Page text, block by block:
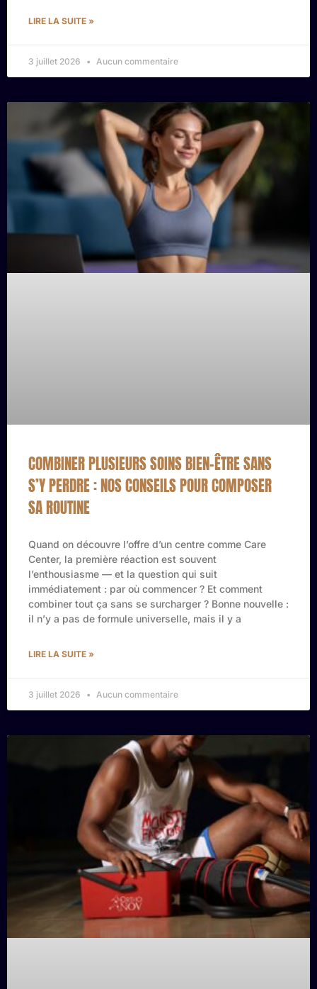
LIRE LA SUITE »
3 juillet 2026 Aucun commentaire
COMBINER PLUSIEURS SOINS BIEN-ÊTRE SANS
S’Y PERDRE : NOS CONSEILS POUR COMPOSER
SA ROUTINE
Quand on découvre l’offre d’un centre comme Care
Center, la première réaction est souvent
l’enthousiasme — et la question qui suit
immédiatement : par où commencer ? Et comment
combiner tout ça sans se surcharger ? Bonne nouvelle :
il n’y a pas de formule universelle, mais il y a
LIRE LA SUITE »
3 juillet 2026 Aucun commentaire